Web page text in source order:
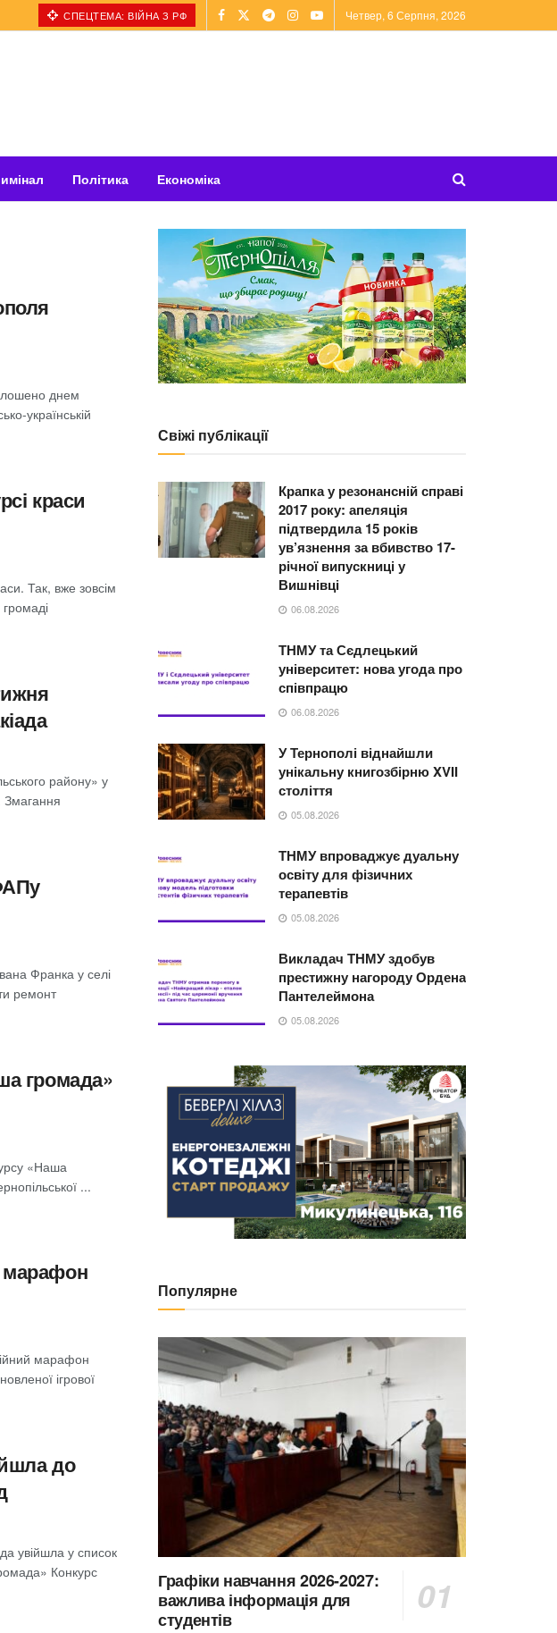
СПЕЦТЕМА: ВІЙНА З РФ Четвер, 6 Серпня, 2026
Політика Економіка
днем
українській
краси
Так, вже зовсім
громаді
району» у
Змагання
Франка у селі
ремонт
громада»
«Наша
...
марафон
марафон
ігрової
до
увійшла у список
Конкурс
Свіжі публікації
Крапка у резонансній справі
2017 року: апеляція
підтвердила 15 років
ув’язнення за вбивство 17-
річної випускниці у
Вишнівці
06.08.2026
ТНМУ та Сєдлецький
університет: нова угода про
співпрацю
06.08.2026
У Тернополі віднайшли
унікальну книгозбірню XVII
століття
05.08.2026
ТНМУ впроваджує дуальну
освіту для фізичних
терапевтів
05.08.2026
Викладач ТНМУ здобув
престижну нагороду Ордена
Пантелеймона
05.08.2026
Популярне
Графіки навчання 2026-2027:
важлива інформація для
студентів